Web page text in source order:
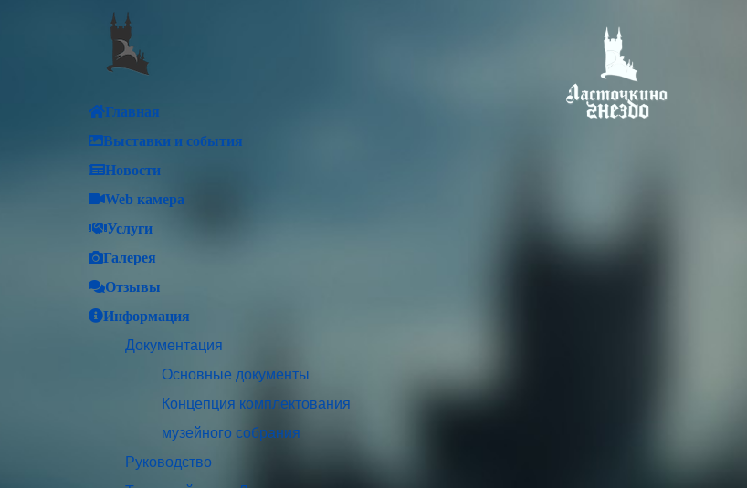
Главная
Выставки и события
Новости
Web камера
Услуги
Галерея
Отзывы
Информация
Документация
Основные документы
Концепция комплектования
музейного собрания
Руководство